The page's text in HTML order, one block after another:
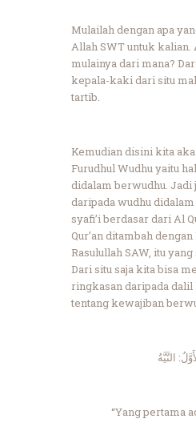
Mulailah dengan apa
Allah SWT untuk kalian.
mulainya dari mana?
kepala-kaki dari situ
tartib.
Kemudian disini kita
Furudhul Wudhu yaitu
didalam berwudhu. Jadi
daripada wudhu
syafi’i berdasar dari Al
Qur’an ditambah
Rasulullah SAW, itu
Dari situ saja kita bisa
ringkasan daripada dalil
tentang kewajiban
النَّيَّةُ
“Yang pertama